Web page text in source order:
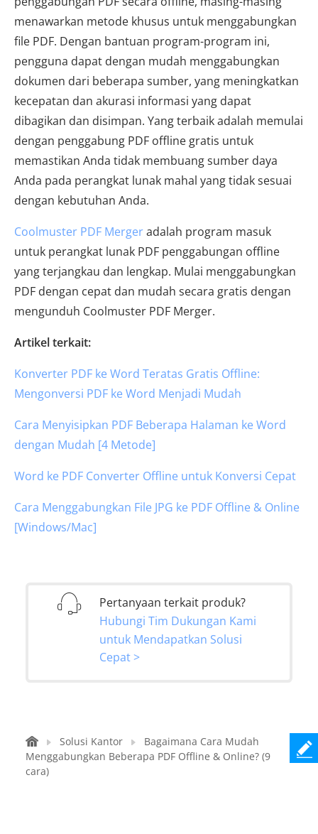
menawarkan metode khusus untuk menggabungkan
file PDF. Dengan bantuan program-program ini,
pengguna dapat dengan mudah menggabungkan
dokumen dari beberapa sumber, yang meningkatkan
kecepatan dan akurasi informasi yang dapat
dibagikan dan disimpan. Yang terbaik adalah memulai
dengan penggabung PDF offline gratis untuk
memastikan Anda tidak membuang sumber daya
Anda pada perangkat lunak mahal yang tidak sesuai
dengan kebutuhan Anda.
Coolmuster PDF Mergeradalah program masuk
untuk perangkat lunak PDF penggabungan offline
yang terjangkau dan lengkap. Mulai menggabungkan
PDF dengan cepat dan mudah secara gratis dengan
mengunduh Coolmuster PDF Merger.
Artikel terkait:
Konverter PDF ke Word Teratas Gratis Offline:
Mengonversi PDF ke Word Menjadi Mudah
Cara Menyisipkan PDF Beberapa Halaman ke Word
dengan Mudah [4 Metode]
Word ke PDF Converter Offline untuk Konversi Cepat
Cara Menggabungkan File JPG ke PDF Offline & Online
[Windows/Mac]
Pertanyaan terkait produk?
Hubungi Tim Dukungan Kami
untuk Mendapatkan Solusi
Cepat >
Solusi Kantor
Bagaimana Cara Mudah
Menggabungkan Beberapa PDF Offline & Online? (9
cara)